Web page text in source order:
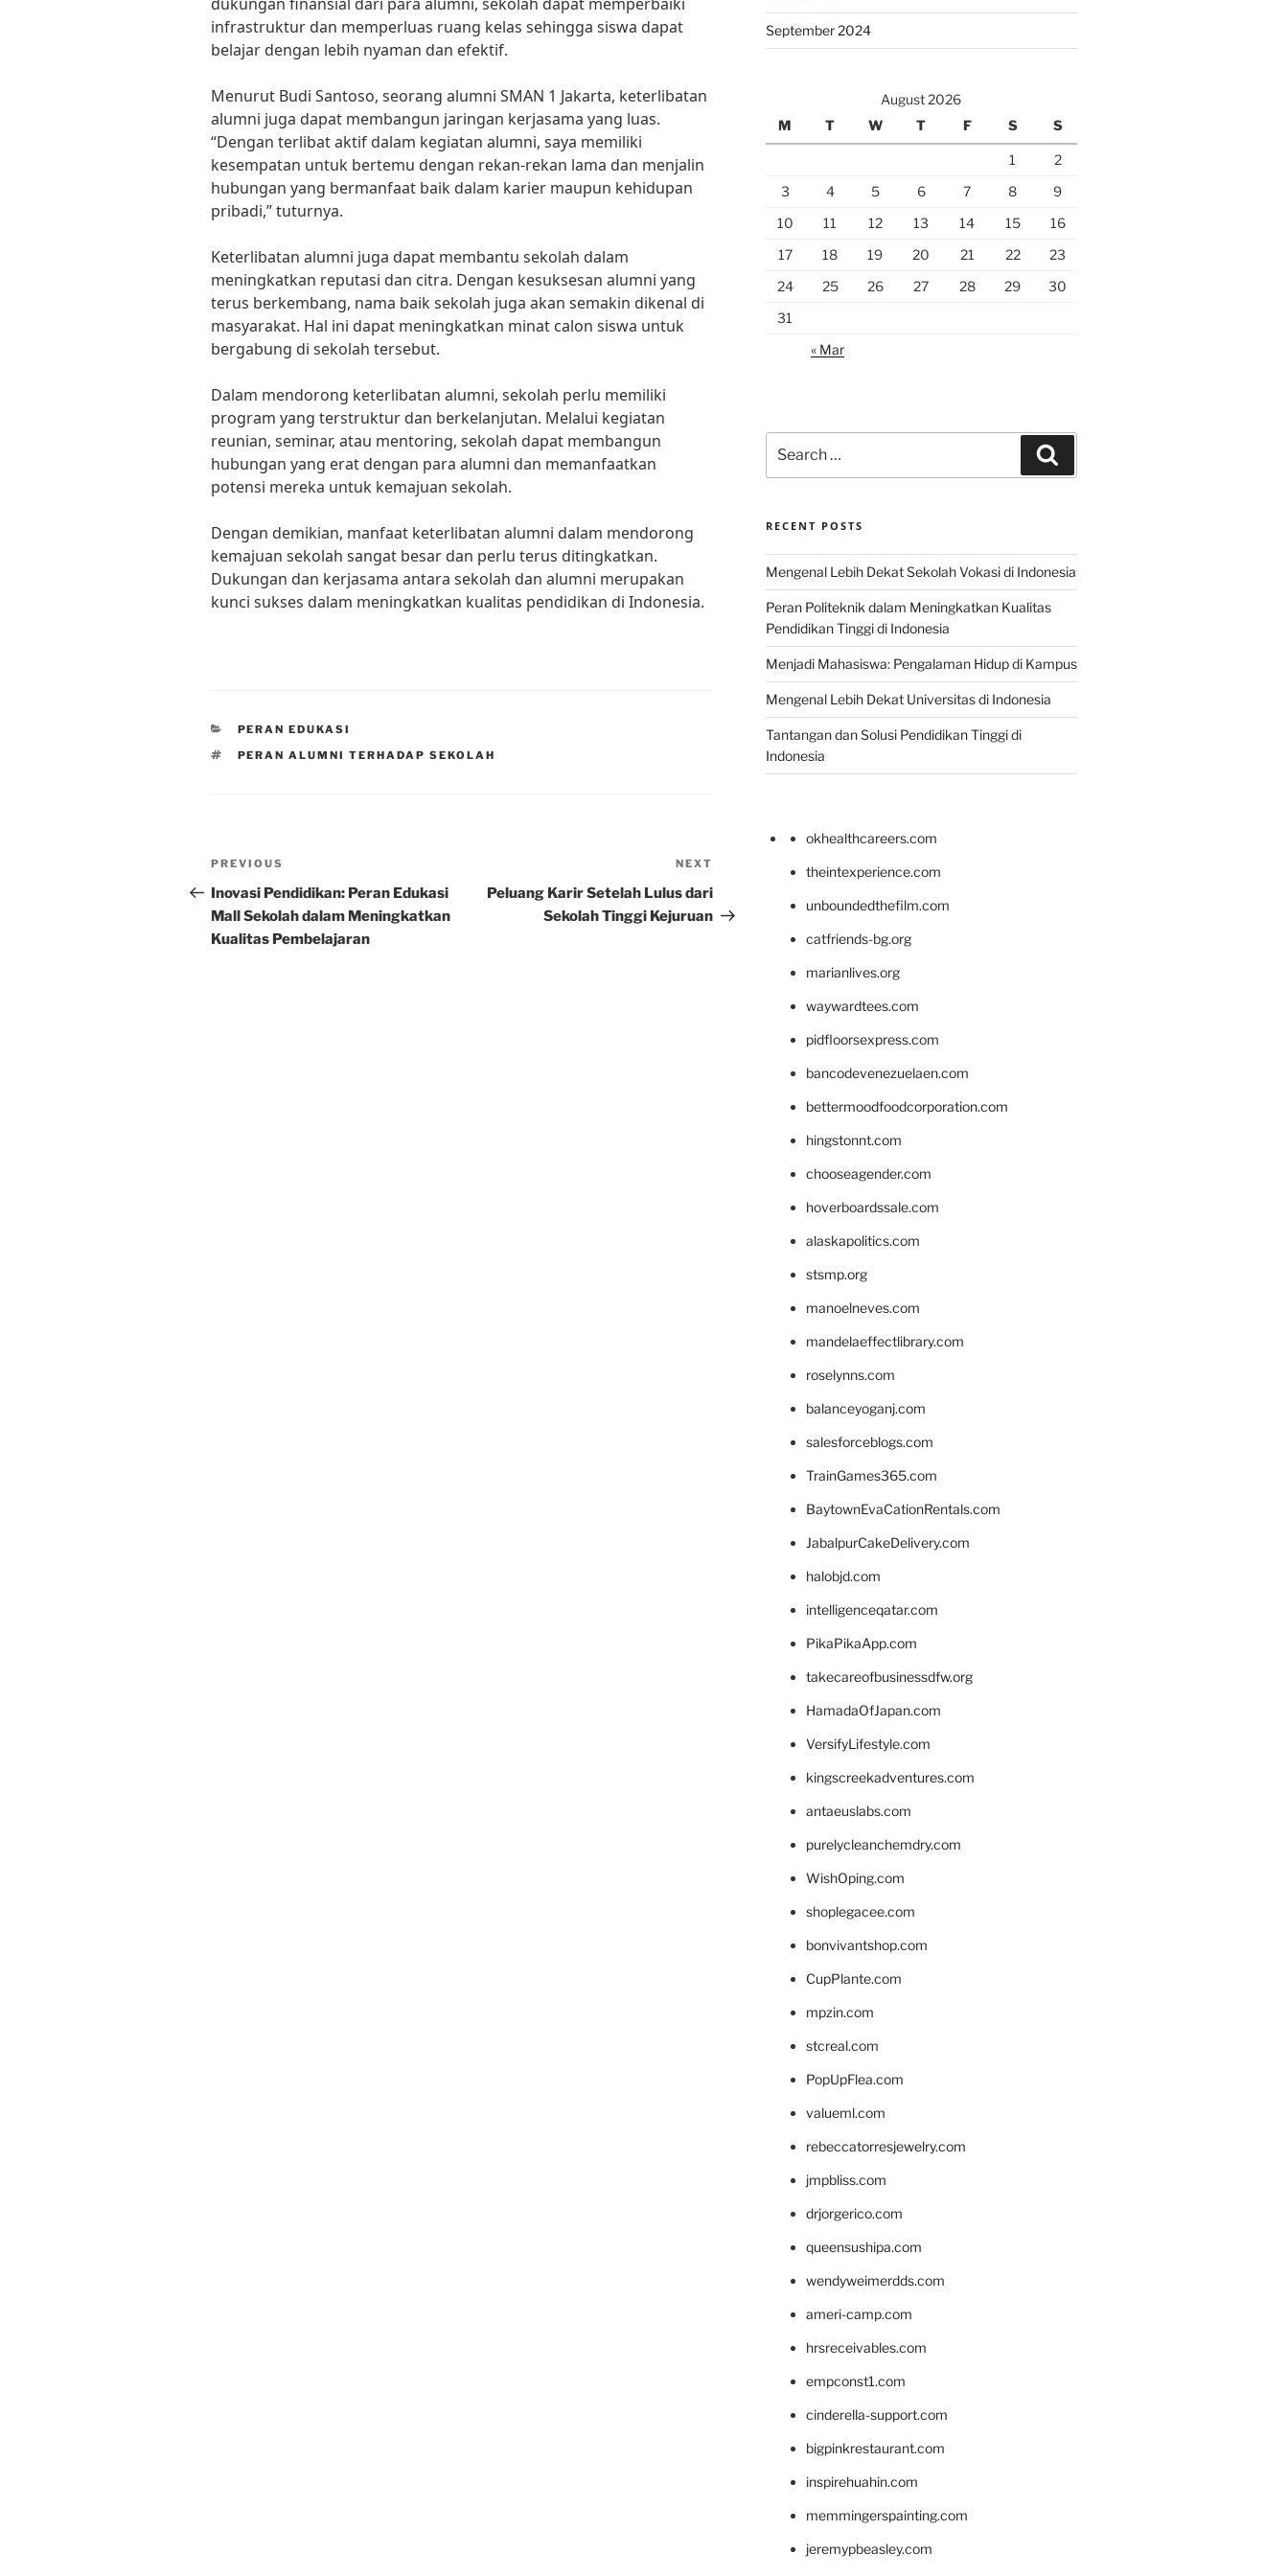
infrastruktur dan memperluas ruang kelas sehingga siswa dapat
belajar dengan lebih nyaman dan efektif.
Menurut Budi Santoso, seorang alumni SMAN 1 Jakarta, keterlibatan
alumni juga dapat membangun jaringan kerjasama yang luas.
“Dengan terlibat aktif dalam kegiatan alumni, saya memiliki
kesempatan untuk bertemu dengan rekan-rekan lama dan menjalin
hubungan yang bermanfaat baik dalam karier maupun kehidupan
pribadi,” tuturnya.
Keterlibatan alumni juga dapat membantu sekolah dalam
meningkatkan reputasi dan citra. Dengan kesuksesan alumni yang
terus berkembang, nama baik sekolah juga akan semakin dikenal di
masyarakat. Hal ini dapat meningkatkan minat calon siswa untuk
bergabung di sekolah tersebut.
Dalam mendorong keterlibatan alumni, sekolah perlu memiliki
program yang terstruktur dan berkelanjutan. Melalui kegiatan
reunian, seminar, atau mentoring, sekolah dapat membangun
hubungan yang erat dengan para alumni dan memanfaatkan
potensi mereka untuk kemajuan sekolah.
Dengan demikian, manfaat keterlibatan alumni dalam mendorong
kemajuan sekolah sangat besar dan perlu terus ditingkatkan.
Dukungan dan kerjasama antara sekolah dan alumni merupakan
kunci sukses dalam meningkatkan kualitas pendidikan di Indonesia.
CATEGORIES
PERAN EDUKASI
TAGS
PERAN ALUMNI TERHADAP SEKOLAH
Post
navigation
Previous
Post
PREVIOUS
Inovasi Pendidikan: Peran Edukasi
Mall Sekolah dalam Meningkatkan
Kualitas Pembelajaran
Post
NEXT
Peluang Karir Setelah Lulus dari
Sekolah Tinggi Kejuruan
September 2024
August 2026
M
T W T F S S
1
2
3
4 5 6 7 8
9
10
11 12 13 14 15
16
17
18 19 20 21 22
23
24
25 26 27 28 29
30
31
« Mar
for:
RECENT POSTS
Mengenal Lebih Dekat Sekolah Vokasi di Indonesia
Peran Politeknik dalam Meningkatkan Kualitas
Pendidikan Tinggi di Indonesia
Menjadi Mahasiswa: Pengalaman Hidup di Kampus
Mengenal Lebih Dekat Universitas di Indonesia
Tantangan dan Solusi Pendidikan Tinggi di
Indonesia
okhealthcareers.com
theintexperience.com
unboundedthefilm.com
catfriends-bg.org
marianlives.org
waywardtees.com
pidfloorsexpress.com
bancodevenezuelaen.com
bettermoodfoodcorporation.com
hingstonnt.com
chooseagender.com
hoverboardssale.com
alaskapolitics.com
stsmp.org
manoelneves.com
mandelaeffectlibrary.com
roselynns.com
balanceyoganj.com
salesforceblogs.com
TrainGames365.com
BaytownEvaCationRentals.com
JabalpurCakeDelivery.com
halobjd.com
intelligenceqatar.com
PikaPikaApp.com
takecareofbusinessdfw.org
HamadaOfJapan.com
VersifyLifestyle.com
kingscreekadventures.com
antaeuslabs.com
purelycleanchemdry.com
WishOping.com
shoplegacee.com
bonvivantshop.com
CupPlante.com
mpzin.com
stcreal.com
PopUpFlea.com
valueml.com
rebeccatorresjewelry.com
jmpbliss.com
drjorgerico.com
queensushipa.com
wendyweimerdds.com
ameri-camp.com
hrsreceivables.com
empconst1.com
cinderella-support.com
bigpinkrestaurant.com
inspirehuahin.com
memmingerspainting.com
jeremypbeasley.com